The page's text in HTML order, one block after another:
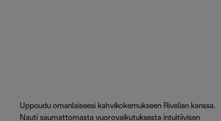
Uppoudu omanlaiseesi kahvikokemukseen Rivelian kanssa.
Nauti saumattomasta vuorovaikutuksesta intuitiivisen